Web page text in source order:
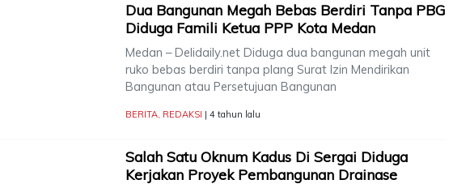
Dua Bangunan Megah Bebas Berdiri Tanpa PBG
Diduga Famili Ketua PPP Kota Medan
Medan – Delidaily.net Diduga dua bangunan megah unit
ruko bebas berdiri tanpa plang Surat Izin Mendirikan
Bangunan atau Persetujuan Bangunan
BERITA, REDAKSI | 4 tahun lalu
Salah Satu Oknum Kadus Di Sergai Diduga
Kerjakan Proyek Pembangunan Drainase